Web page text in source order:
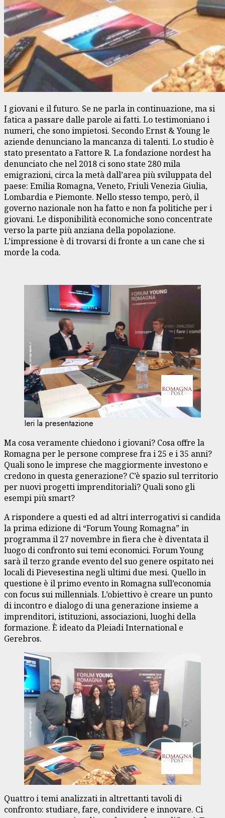
I giovani e il futuro. Se ne parla in continuazione, ma si
fatica a passare dalle parole ai fatti. Lo testimoniano i
numeri, che sono impietosi. Secondo Ernst & Young le
aziende denunciano la mancanza di talenti. Lo studio è
stato presentato a Fattore R. La fondazione nordest ha
denunciato che nel 2018 ci sono state 280 mila
emigrazioni, circa la metà dall’area più sviluppata del
paese: Emilia Romagna, Veneto, Friuli Venezia Giulia,
Lombardia e Piemonte. Nello stesso tempo, però, il
governo nazionale non ha fatto e non fa politiche per i
giovani. Le disponibilità economiche sono concentrate
verso la parte più anziana della popolazione.
L’impressione è di trovarsi di fronte a un cane che si
morde la coda.
Ieri la presentazione
Ma cosa veramente chiedono i giovani? Cosa offre la
Romagna per le persone comprese fra i 25 e i 35 anni?
Quali sono le imprese che maggiormente investono e
credono in questa generazione? C’è spazio sul territorio
per nuovi progetti imprenditoriali? Quali sono gli
esempi più smart?
A rispondere a questi ed ad altri interrogativi si candida
la prima edizione di “Forum Young Romagna” in
programma il 27 novembre in fiera che è diventata il
luogo di confronto sui temi economici. Forum Young
sarà il terzo grande evento del suo genere ospitato nei
locali di Pievesestina negli ultimi due mesi. Quello in
questione è il primo evento in Romagna sull’economia
con focus sui millennials. L’obiettivo è creare un punto
di incontro e dialogo di una generazione insieme a
imprenditori, istituzioni, associazioni, luoghi della
formazione. È ideato da Pleiadi International e
Gerebros.
Quattro i temi analizzati in altrettanti tavoli di
confronto: studiare, fare, condividere e innovare. Ci